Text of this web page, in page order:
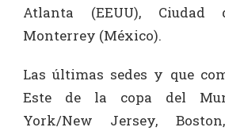
Atlanta (EEUU),
Monterrey (México).
Las últimas sedes y que
Este de la copa del
York/New Jersey,